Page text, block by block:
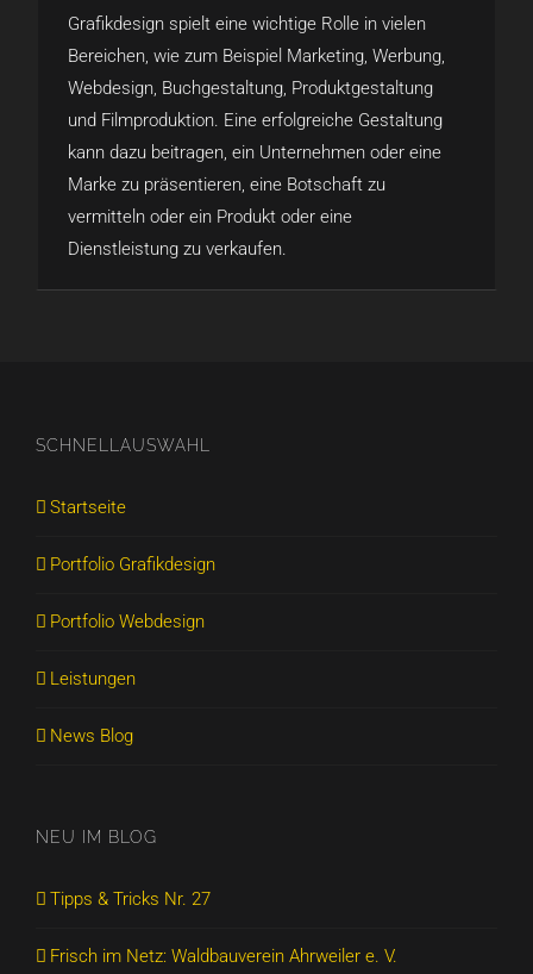
Grafikdesign spielt eine wichtige Rolle in vielen
Bereichen, wie zum Beispiel Marketing, Werbung,
Webdesign, Buchgestaltung, Produktgestaltung
und Filmproduktion. Eine erfolgreiche Gestaltung
kann dazu beitragen, ein Unternehmen oder eine
Marke zu präsentieren, eine Botschaft zu
vermitteln oder ein Produkt oder eine
Dienstleistung zu verkaufen.
SCHNELLAUSWAHL
Startseite
Portfolio Grafikdesign
Portfolio Webdesign
Leistungen
News Blog
NEU IM BLOG
Tipps & Tricks Nr. 27
Frisch im Netz: Waldbauverein Ahrweiler e. V.